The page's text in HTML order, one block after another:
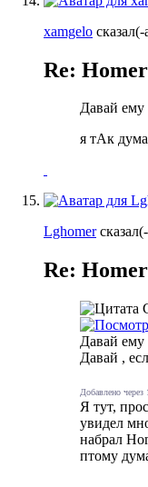
xamgelo сказал(-
Re:
Давай ему
я тАк
Lghomer
Re:
Давай
Давай ,
Добавлено через
Я тут,
увидел
набрал
птому